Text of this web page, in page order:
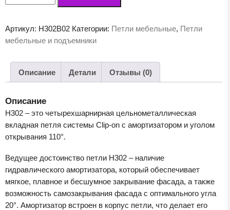
H302B02
Сталь)
Артикул: H302B02 Категории: Петли мебельные, Петли
мебельные и подъемники
Описание Детали Отзывы (0)
Описание
H302 – это четырехшарнирная цельнометаллическая
вкладная петля системы Clip-on с амортизатором и уголом
открывания 110°.
Ведущее достоинство петли H302 – наличие
гидравлического амортизатора, который обеспечивает
мягкое, плавное и бесшумное закрывание фасада, а также
возможность самозакрывания фасада с оптимального угла
20°. Амортизатор встроен в корпус петли, что делает его